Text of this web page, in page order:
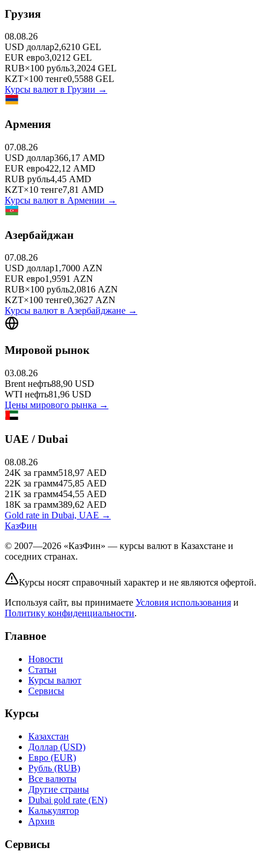
Грузия
08.08.26
USD доллар2,6210 GEL
EUR евро3,0212 GEL
RUB×100 рубль3,2024 GEL
KZT×100 тенге0,5588 GEL
Курсы валют в Грузии →
Армения
07.08.26
USD доллар366,17 AMD
EUR евро422,12 AMD
RUB рубль4,45 AMD
KZT×10 тенге7,81 AMD
Курсы валют в Армении →
Азербайджан
07.08.26
USD доллар1,7000 AZN
EUR евро1,9591 AZN
RUB×100 рубль2,0816 AZN
KZT×100 тенге0,3627 AZN
Курсы валют в Азербайджане →
Мировой рынок
03.08.26
Brent нефть88,90 USD
WTI нефть81,96 USD
Цены мирового рынка →
UAE / Dubai
08.08.26
24K за грамм518,97 AED
22K за грамм475,85 AED
21K за грамм454,55 AED
18K за грамм389,62 AED
Gold rate in Dubai, UAE →
КазФин
© 2007—2026 «КазФин» — курсы валют в Казахстане и
соседних странах.
Курсы носят справочный характер и не являются офертой.
Используя сайт, вы принимаете Условия использования и
Политику конфиденциальности.
Главное
Новости
Статьи
Курсы валют
Сервисы
Курсы
Казахстан
Доллар (USD)
Евро (EUR)
Рубль (RUB)
Все валюты
Другие страны
Dubai gold rate (EN)
Калькулятор
Архив
Сервисы